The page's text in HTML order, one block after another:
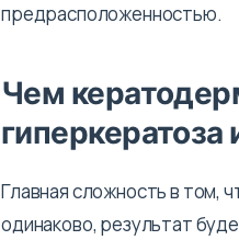
предрасположенностью.
Чем
гиперкератоза
Главная сложность в том,
одинаково, результат